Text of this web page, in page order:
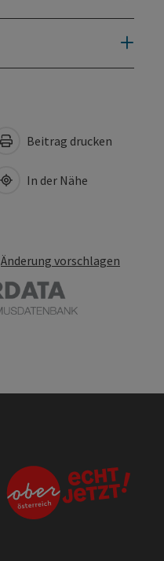
Beitrag drucken
In der Nähe
Änderung vorschlagen